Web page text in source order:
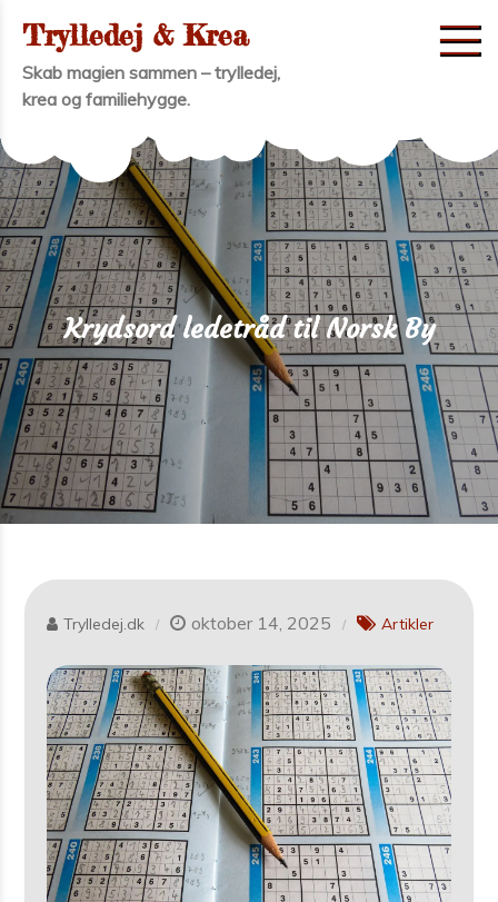
content
Trylledej & Krea
Skab magien sammen – trylledej,
krea og familiehygge.
Krydsord ledetråd til Norsk By
Trylledej.dk oktober 14, 2025 Artikler